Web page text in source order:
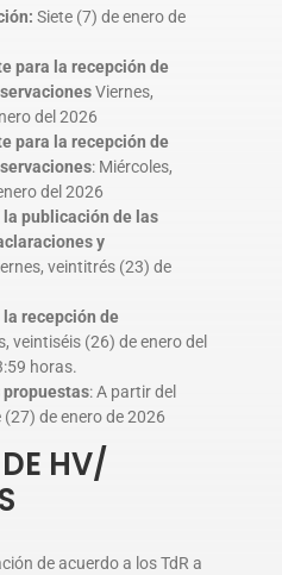
Siete (7) de enero de
para la recepción de
Viernes,
del 2026
para la recepción de
: Miércoles,
del 2026
publicación de las
y
veintitrés (23) de
recepción de
veintiséis (26) de enero del
horas.
propuestas: A partir del
de enero de 2026
HV/
de acuerdo a los TdR a